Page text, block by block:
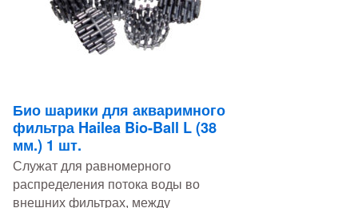
Био шарики для акваримного
фильтра Hailea Bio-Ball L (38
мм.) 1 шт.
Служат для равномерного
распределения потока воды во
внешних фильтрах, между